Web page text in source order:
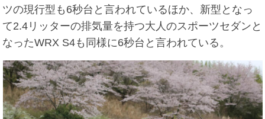
ツの現行型も6秒台と言われているほか、新型となっ
て2.4リッターの排気量を持つ大人のスポーツセダンと
なったWRX S4も同様に6秒台と言われている。